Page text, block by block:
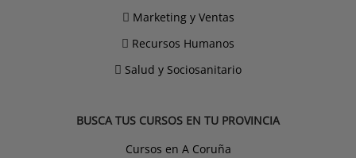
Marketing y Ventas
Recursos Humanos
Salud y Sociosanitario
BUSCA TUS CURSOS EN TU PROVINCIA
Cursos en A Coruña